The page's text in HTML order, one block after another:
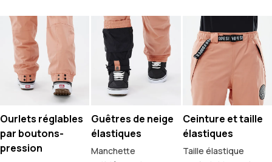
Ourlets réglables
par boutons-
pression
Guêtres de neige
élastiques
Manchette
Ceinture et taille
élastiques
Taille élastique